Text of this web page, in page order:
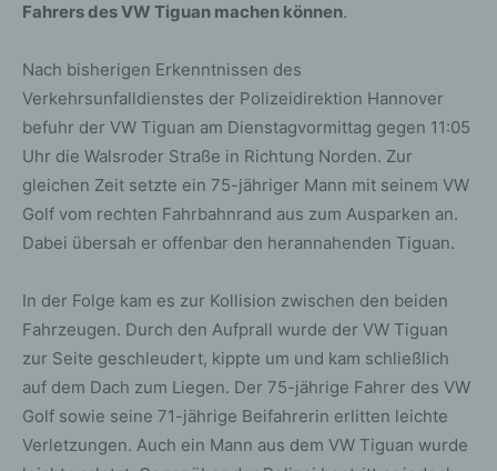
Fahrers des VW Tiguan machen können.
Nach bisherigen Erkenntnissen des
Verkehrsunfalldienstes der Polizeidirektion Hannover
befuhr der VW Tiguan am Dienstagvormittag gegen 11:05
Uhr die Walsroder Straße in Richtung Norden. Zur
gleichen Zeit setzte ein 75-jähriger Mann mit seinem VW
Golf vom rechten Fahrbahnrand aus zum Ausparken an.
Dabei übersah er offenbar den herannahenden Tiguan.
In der Folge kam es zur Kollision zwischen den beiden
Fahrzeugen. Durch den Aufprall wurde der VW Tiguan
zur Seite geschleudert, kippte um und kam schließlich
auf dem Dach zum Liegen. Der 75-jährige Fahrer des VW
Golf sowie seine 71-jährige Beifahrerin erlitten leichte
Verletzungen. Auch ein Mann aus dem VW Tiguan wurde